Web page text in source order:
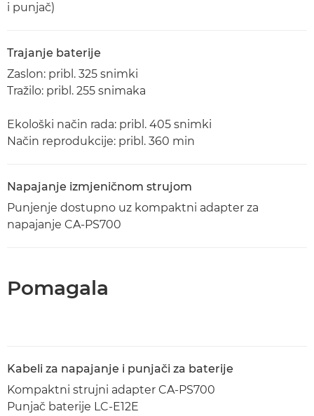
i punjač)
Trajanje baterije
Zaslon: pribl. 325 snimki
Tražilo: pribl. 255 snimaka
Ekološki način rada: pribl. 405 snimki
Način reprodukcije: pribl. 360 min
Napajanje izmjeničnom strujom
Punjenje dostupno uz kompaktni adapter za
napajanje CA-PS700
Pomagala
Kabeli za napajanje i punjači za baterije
Kompaktni strujni adapter CA-PS700
Punjač baterije LC-E12E